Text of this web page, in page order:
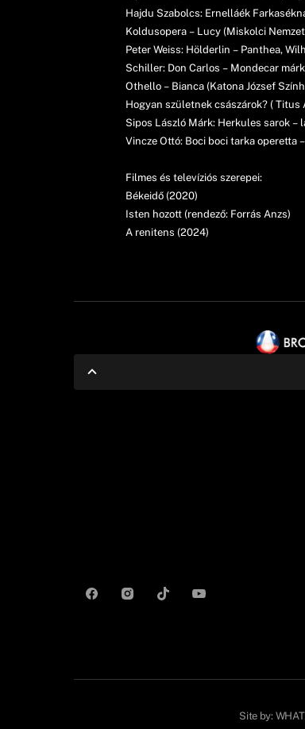
Hajdu Szabolcs: Ernelláék
Koldusopera – Lucy (Miskolci
Peter Weiss: Hölderlin – Panthea,
Schiller: Don Carlos – Mondecar
Othello – Bianca (Katona József
Hogyan születnek császárok? ( Titus
Sipos László Márk: Herkules sarok –
Vincze Ottó: Boci boci tarka operetta
Filmes és televíziós szerepei:
Békeidő (2020)
Isten hozott (rendező: Forrás Anzs)
A renitens (2024)
Site by: